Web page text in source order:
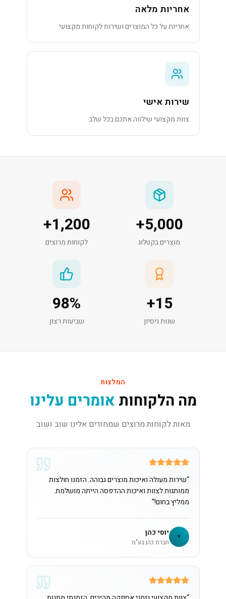
אחריות מלאה
אחריות על כל המוצרים ושירות לקוחות מקצועי
שירות אישי
צוות מקצועי שילווה אתכם בכל שלב
5,000
+
מוצרים בקטלוג
1,200
+
לקוחות מרוצים
15
+
שנות ניסיון
98%
שביעות רצון
המלצות
מה הלקוחות אומרים עלינו
מאות לקוחות מרוצים שמחזרים אלינו שוב ושוב
“שירות מעולה ואיכות מוצרים גבוהה. הזמנו חולצות
ממותגות לצוות ואיכות ההדפסה הייתה מושלמת.
ממליץ בחום!”
י יוסי כהן
חברת כהן בע"מ